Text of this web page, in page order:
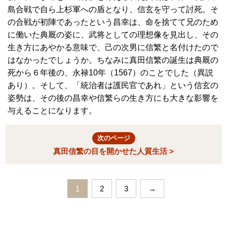
島合戦で自ら上杉軍への盾となり、信玄を守って討死。そ
の合戦が初陣であったという昌幸は、命を捨てて兄のため
に働いた典厩の姿に、武将としての理想像を見出し、その
生き方にあやかる意味で、己の次男に信繁と名付けたので
はなかったでしょうか。ちなみに真田信繁の誕生は典厩の
死から６年後の、永禄10年（1567）のことでした（異説
あり）。そして、「統治者は護民官であれ」という信玄の
姿勢は、その後の昌幸や信繁らの生き方にも大きな影響を
与えることになります。
次のページ
真田信繁の目を開かせた人質生活 >
1 2 3 →